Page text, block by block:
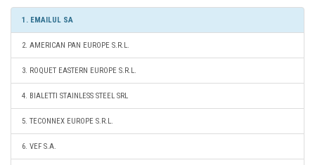
1. EMAILUL SA
2. AMERICAN PAN EUROPE S.R.L.
3. ROQUET EASTERN EUROPE S.R.L.
4. BIALETTI STAINLESS STEEL SRL
5. TECONNEX EUROPE S.R.L.
6. VEF S.A.